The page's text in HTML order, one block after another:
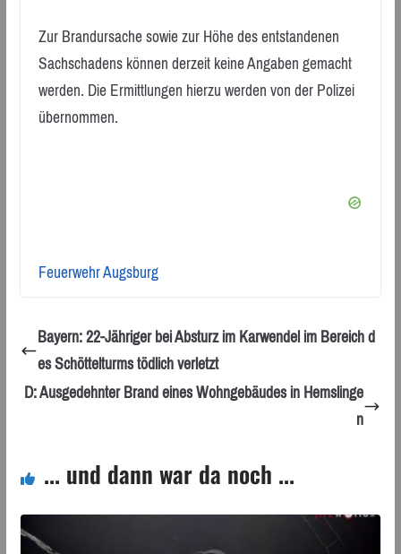
Zur Brandursache sowie zur Höhe des entstandenen
Sachschadens können derzeit keine Angaben gemacht
werden. Die Ermittlungen hierzu werden von der Polizei
übernommen.
Feuerwehr Augsburg
Bayern: 22-Jähriger bei Absturz im Karwendel im Bereich d
es Schöttelturms tödlich verletzt
D: Ausgedehnter Brand eines Wohngebäudes in Hemslinge
n
... und dann war da noch ...